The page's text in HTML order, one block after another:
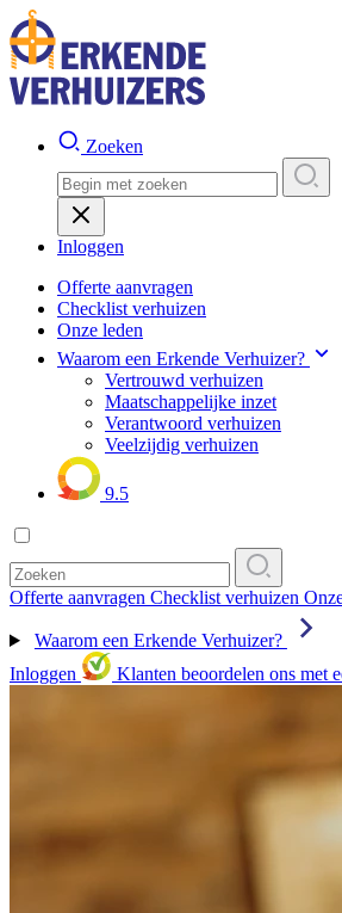
Zoeken
Inloggen
Offerte aanvragen
Checklist verhuizen
Onze leden
Waarom een Erkende Verhuizer?
Vertrouwd verhuizen
Maatschappelijke inzet
Verantwoord verhuizen
Veelzijdig verhuizen
9.5
Offerte aanvragen Checklist verhuizen
Waarom een Erkende Verhuizer?
Inloggen
Klanten beoordelen ons met